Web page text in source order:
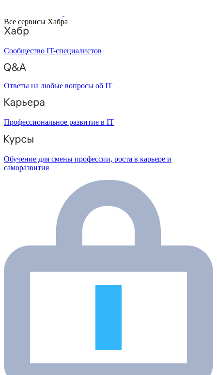
Все сервисы Хабра
Сообщество IT-специалистов
Ответы на любые вопросы об IT
Профессиональное развитие в IT
Обучение для смены профессии, роста в карьере и
саморазвития